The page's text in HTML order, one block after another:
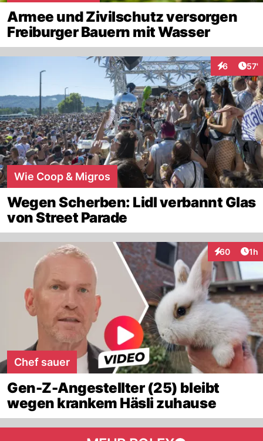
Armee und Zivilschutz versorgen
Freiburger Bauern mit Wasser
6 57'
Wie Coop & Migros
Wegen Scherben: Lidl verbannt Glas
von Street Parade
60
Interaktionen
1h
Chef sauer
Gen-Z-Angestellter (25) bleibt
wegen krankem Häsli zuhause